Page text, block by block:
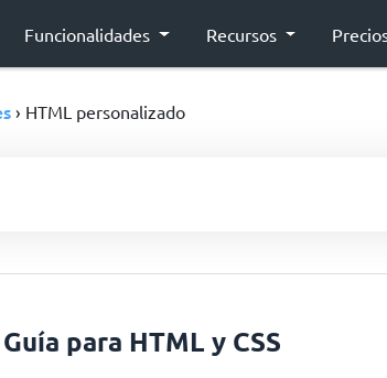
Funcionalidades Recursos
› HTML personalizado
Guía para HTML y CSS